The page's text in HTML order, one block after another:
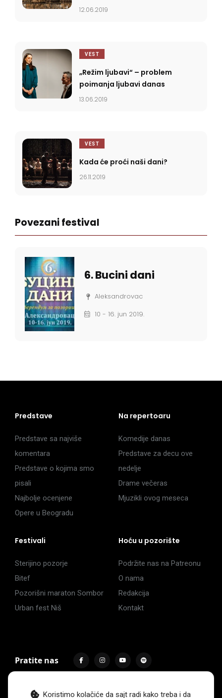
12.06.2019
VEST
„Režim ljubavi“ – problem
poimanja ljubavi danas
13.06.2019
VEST
Kada će proći naši dani?
26.11.2019
Povezani festival
6. Bucini dani
Aleksandrovac
10 - 16. jun 2019.
Koristimo kolačiće da sajt radi kako treba i da
Predstave
Predstave sa najviše
komentara
Predstave o kojima smo
pisali
Najbolje ocenjene
Opere u Beogradu
Na repertoaru
Komedije danas
Predstave za decu ove
nedelje
Drame večeras
Mjuzikli ovog meseca
Festivali
Sterijino pozorje
Bitef
Pozorišni maraton Sombor
Urban fest Niš
Hoću u pozorište
Podržite nas na Patreonu
O nama
Redakcija
Kontakt
Pratite nas